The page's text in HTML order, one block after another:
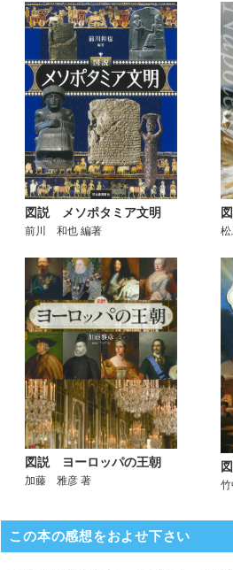
図説 メソポタミア文明
前川 和也 編著
図説 ヨーロッパの王朝
加藤 雅彦 著
この本の感想をおよせ下さい